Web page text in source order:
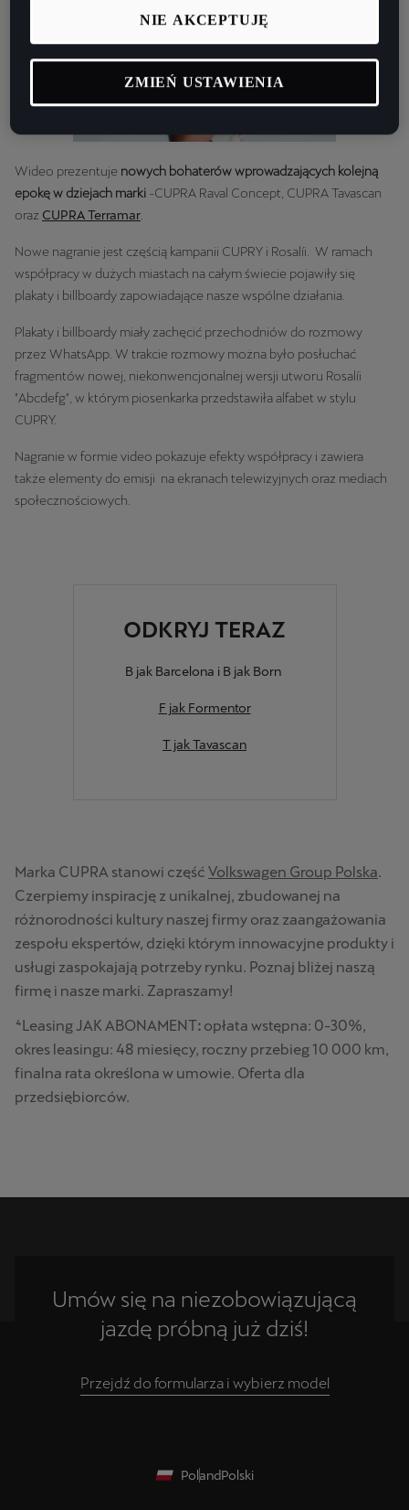
Wideo prezentuje nowych bohaterów wprowadzających kolejną
epokę w dziejach marki -CUPRA Raval Concept, CUPRA Tavascan
oraz CUPRA Terramar
Nowe nagranie jest częścią kampanii CUPRY i Rosalíi. W ramach
współpracy w dużych miastach na całym świecie pojawiły się
plakaty i billboardy zapowiadające nasze wspólne działania.
Plakaty i billboardy miały zachęcić przechodniów do rozmowy
przez WhatsApp. W trakcie rozmowy można było posłuchać
fragmentów nowej, niekonwencjonalnej wersji utworu Rosalíi
"Abcdefg", w którym piosenkarka przedstawiła alfabet w stylu
CUPRY.
Nagranie w formie video pokazuje efekty współpracy i zawiera
także elementy do emisji na ekranach telewizyjnych oraz mediach
społecznościowych.
ODKRYJ TERAZ
B jak Barcelona i B jak Born
F jak Formentor
T jak Tavascan
Marka CUPRA stanowi część Volkswagen Group Polska.
Czerpiemy inspirację z unikalnej, zbudowanej na
różnorodności kultury naszej firmy oraz zaangażowania
zespołu ekspertów, dzięki którym innowacyjne produkty i
usługi zaspokajają potrzeby rynku. Poznaj bliżej naszą
firmę i nasze marki. Zapraszamy!
⁴Leasing JAK ABONAMENT: opłata wstępna: 0-30%,
okres leasingu: 48 miesięcy, roczny przebieg 10 000 km,
finalna rata określona w umowie. Oferta dla
przedsiębiorców.
Umów się na niezobowiązującą
jazdę próbną już dziś!
Przejdź do formularza i wybierz model
PolandPolski
NIE AKCEPTUJĘ
ZMIEŃ USTAWIENIA